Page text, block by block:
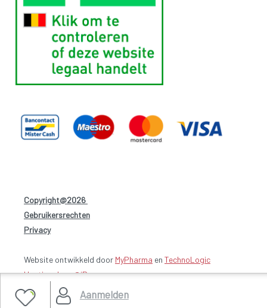
Aanmelden
Copyright@2026
Gebruikersrechten
Privacy-
Website ontwikkeld door MyPharma en TechnoLogic
Hosting door @iPower